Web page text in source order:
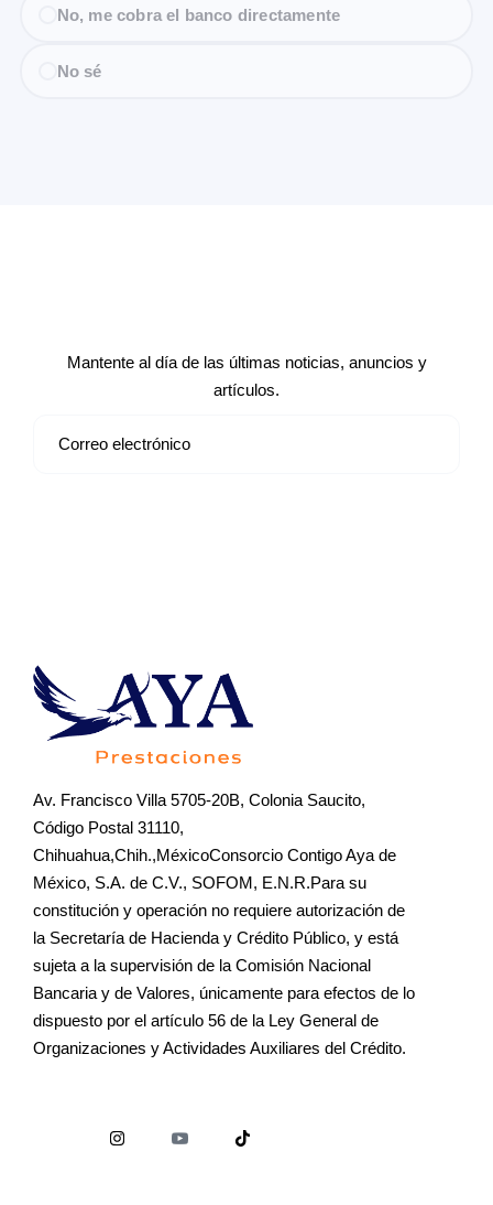
No, me cobra el banco directamente
No sé
Mantente al día de las últimas noticias, anuncios y
artículos.
Av. Francisco Villa 5705-20B, Colonia Saucito,
Código Postal 31110,
Chihuahua,Chih.,MéxicoConsorcio Contigo Aya de
México, S.A. de C.V., SOFOM, E.N.R.Para su
constitución y operación no requiere autorización de
la Secretaría de Hacienda y Crédito Público, y está
sujeta a la supervisión de la Comisión Nacional
Bancaria y de Valores, únicamente para efectos de lo
dispuesto por el artículo 56 de la Ley General de
Organizaciones y Actividades Auxiliares del Crédito.